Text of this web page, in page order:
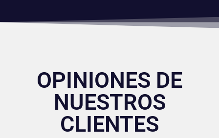
OPINIONES DE
NUESTROS
CLIENTES